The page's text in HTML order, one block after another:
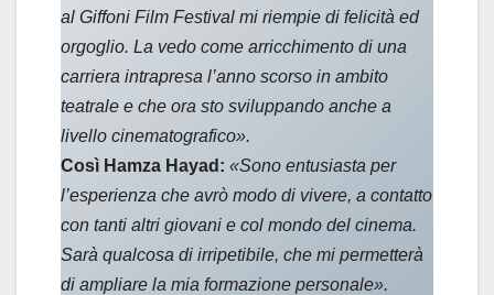
al Giffoni Film Festival mi riempie di felicità ed
orgoglio. La vedo come arricchimento di una
carriera intrapresa l’anno scorso in ambito
teatrale e che ora sto sviluppando anche a
livello cinematografico».
Così Hamza Hayad: «Sono entusiasta per
l’esperienza che avrò modo di vivere, a contatto
con tanti altri giovani e col mondo del cinema.
Sarà qualcosa di irripetibile, che mi permetterà
di ampliare la mia formazione personale».